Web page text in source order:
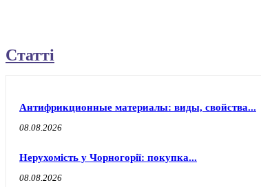
Статті
Антифрикционные материалы: виды, свойства...
08.08.2026
Нерухомість у Чорногорії: покупка...
08.08.2026